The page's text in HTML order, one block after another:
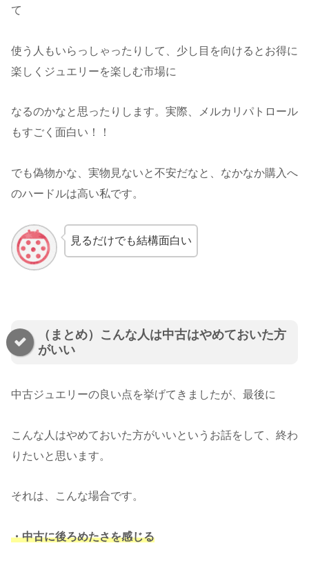
て
使う人もいらっしゃったりして、少し目を向けるとお得に
楽しくジュエリーを楽しむ市場に
なるのかなと思ったりします。実際、メルカリパトロール
もすごく面白い！！
でも偽物かな、実物見ないと不安だなと、なかなか購入へ
のハードルは高い私です。
見るだけでも結構面白い
（まとめ）こんな人は中古はやめておいた方
がいい
中古ジュエリーの良い点を挙げてきましたが、最後に
こんな人はやめておいた方がいいというお話をして、終わ
りたいと思います。
それは、こんな場合です。
・中古に後ろめたさを感じる